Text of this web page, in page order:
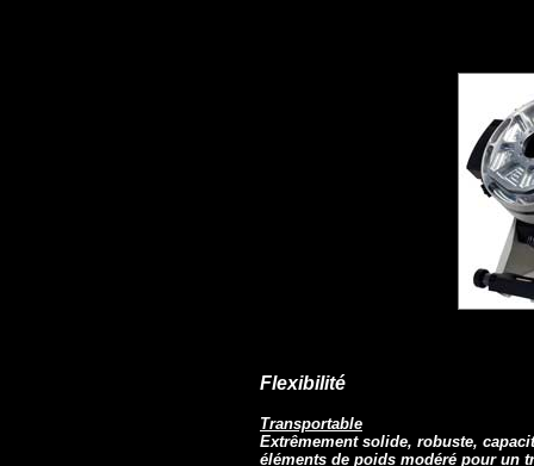
Flexibilité
Transportable
Extrêmement solide, robuste,
éléments de poids modéré pour un